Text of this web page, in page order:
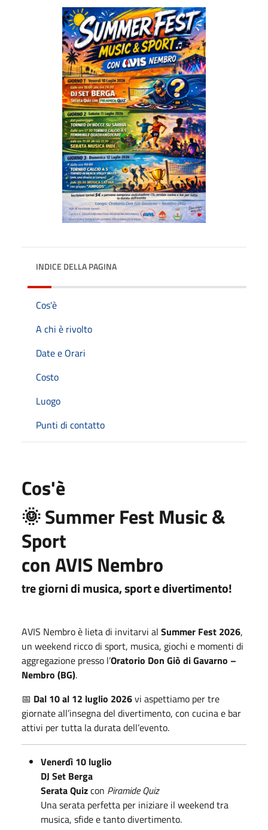
INDICE DELLA PAGINA
Cos'è
A chi è rivolto
Date e Orari
Costo
Luogo
Punti di contatto
Cos'è
🌞 Summer Fest Music &
Sport
con AVIS Nembro
tre giorni di musica, sport e divertimento!
AVIS Nembro è lieta di invitarvi al Summer Fest 2026,
un weekend ricco di sport, musica, giochi e momenti di
aggregazione presso l’Oratorio Don Giò di Gavarno –
Nembro (BG).
📅 Dal 10 al 12 luglio 2026vi aspettiamo per tre
giornate all’insegna del divertimento, con cucina e bar
attivi per tutta la durata dell’evento.
Venerdì 10 luglio
DJ Set Berga
Serata Quizcon Piramide Quiz
Una serata perfetta per iniziare il weekend tra
musica, sfide e tanto divertimento.